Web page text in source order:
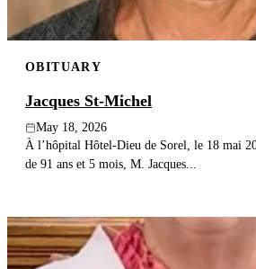
OBITUARY
Jacques St-Michel
May 18, 2026
À l’hôpital Hôtel-Dieu de Sorel, le 18 mai
de 91 ans et 5 mois, M. Jacques...